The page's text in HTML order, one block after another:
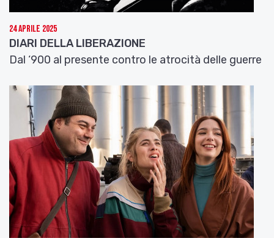
24 Aprile 2025
DIARI DELLA LIBERAZIONE
Dal ‘900 al presente contro le atrocità delle guerre